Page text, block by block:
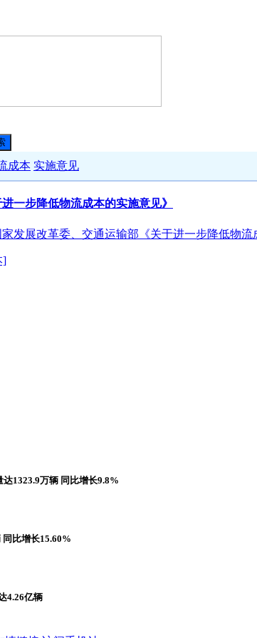
成本 实施意见
一步降低物流成本的实施意见》
发展改革委、交通运输部《关于进一步降低物流
]
1323.9万辆 同比增长9.8%
比增长15.60%
4.26亿辆